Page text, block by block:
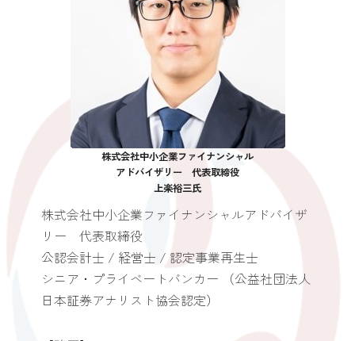
株式会社中小企業ファイナンシャル
アドバイザリー 代表取締役
上楽裕三氏
株式会社中小企業ファイナンシャルアドバイザ
リー 代表取締役
公認会計士 / 経営士 / 認定事業再生士
シニア・プライベートバンカー （公益社団法人
日本証券アナリスト協会認定）